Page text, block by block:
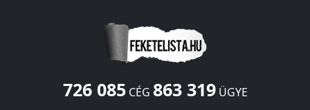
726 085CÉG 863 319ÜGYE